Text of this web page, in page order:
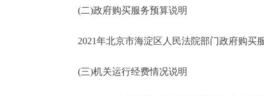
(二)政府购买服务预算说明
2021年北京市海淀区人民法院部门政府购买服
(三)机关运行经费情况说明